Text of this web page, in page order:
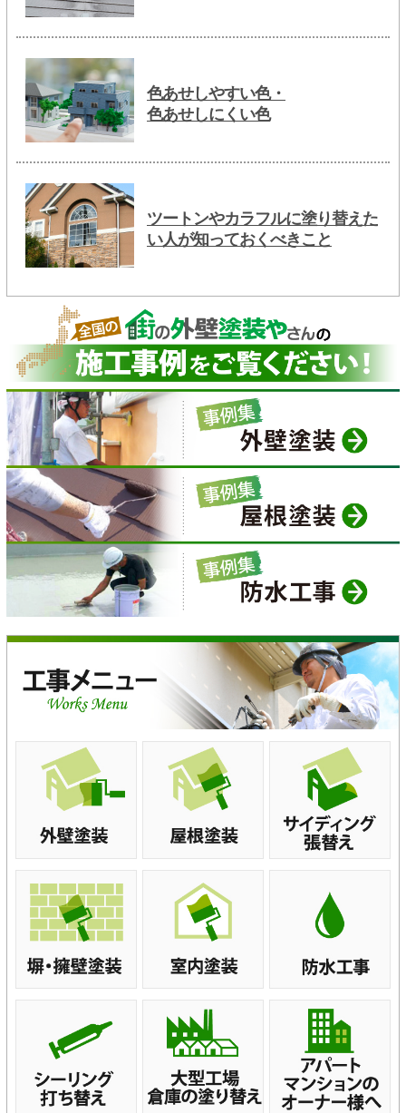
色あせしやすい色・
色あせしにくい色
ツートンやカラフルに塗り替えた
い人が知っておくべきこと